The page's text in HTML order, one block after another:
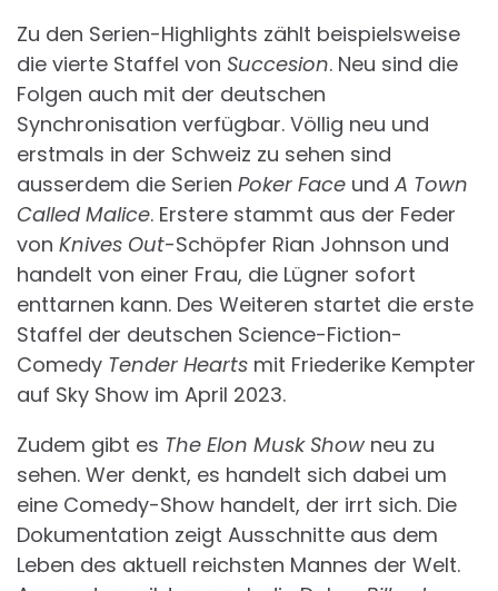
Zu den Serien-Highlights zählt beispielsweise
die vierte Staffel von Succesion. Neu sind die
Folgen auch mit der deutschen
Synchronisation verfügbar. Völlig neu und
erstmals in der Schweiz zu sehen sind
ausserdem die Serien Poker Face und A Town
Called Malice. Erstere stammt aus der Feder
von Knives Out-Schöpfer Rian Johnson und
handelt von einer Frau, die Lügner sofort
enttarnen kann. Des Weiteren startet die erste
Staffel der deutschen Science-Fiction-
Comedy Tender Hearts mit Friederike Kempter
auf Sky Show im April 2023.
Zudem gibt es The Elon Musk Showneu zu
sehen. Wer denkt, es handelt sich dabei um
eine Comedy-Show handelt, der irrt sich. Die
Dokumentation zeigt Ausschnitte aus dem
Leben des aktuell reichsten Mannes der Welt.